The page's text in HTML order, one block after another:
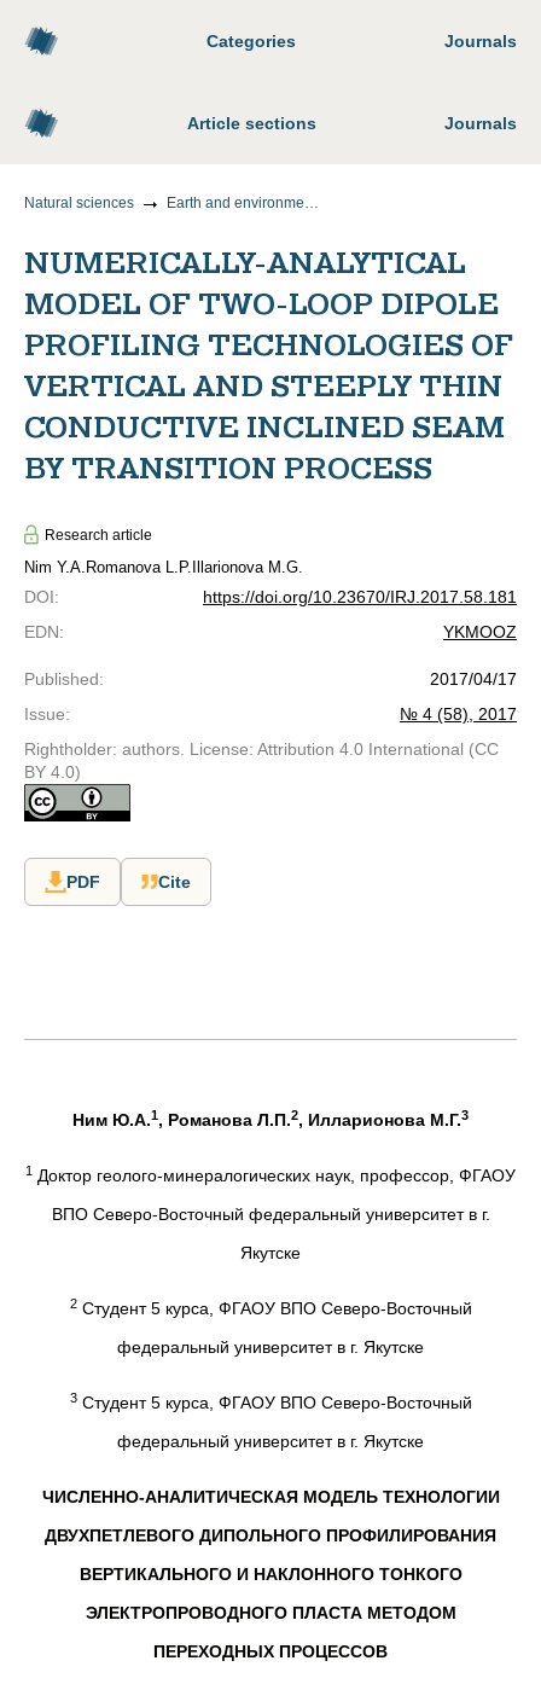
Categories Journals
Article sections Journals
Natural sciences Earth and environmental sciences
NUMERICALLY-ANALYTICAL
MODEL OF TWO-LOOP DIPOLE
PROFILING TECHNOLOGIES OF
VERTICAL AND STEEPLY THIN
CONDUCTIVE INCLINED SEAM
BY TRANSITION PROCESS
Research article
Nim Y.A. Romanova L.P. Illarionova M.G.
DOI:
https://doi.org/10.23670/IRJ.2017.58.181
EDN: YKMOOZ
Published:
2017/04/17
Issue:
№ 4 (58), 2017
Rightholder: authors. License: Attribution 4.0 International (CC
BY 4.0)
PDF Cite
Ним Ю.А.1, Романова Л.П.2, Илларионова М.Г.3
1 Доктор геолого-минералогических наук, профессор, ФГАОУ
ВПО Северо-Восточный федеральный университет в г.
Якутске
2Студент 5 курса, ФГАОУ ВПО Северо-Восточный
федеральный университет в г. Якутске
3Студент 5 курса, ФГАОУ ВПО Северо-Восточный
федеральный университет в г. Якутске
ЧИСЛЕННО-АНАЛИТИЧЕСКАЯ МОДЕЛЬ ТЕХНОЛОГИИ
ДВУХПЕТЛЕВОГО ДИПОЛЬНОГО ПРОФИЛИРОВАНИЯ
ВЕРТИКАЛЬНОГО И НАКЛОННОГО ТОНКОГО
ЭЛЕКТРОПРОВОДНОГО ПЛАСТА МЕТОДОМ
ПЕРЕХОДНЫХ ПРОЦЕССОВ